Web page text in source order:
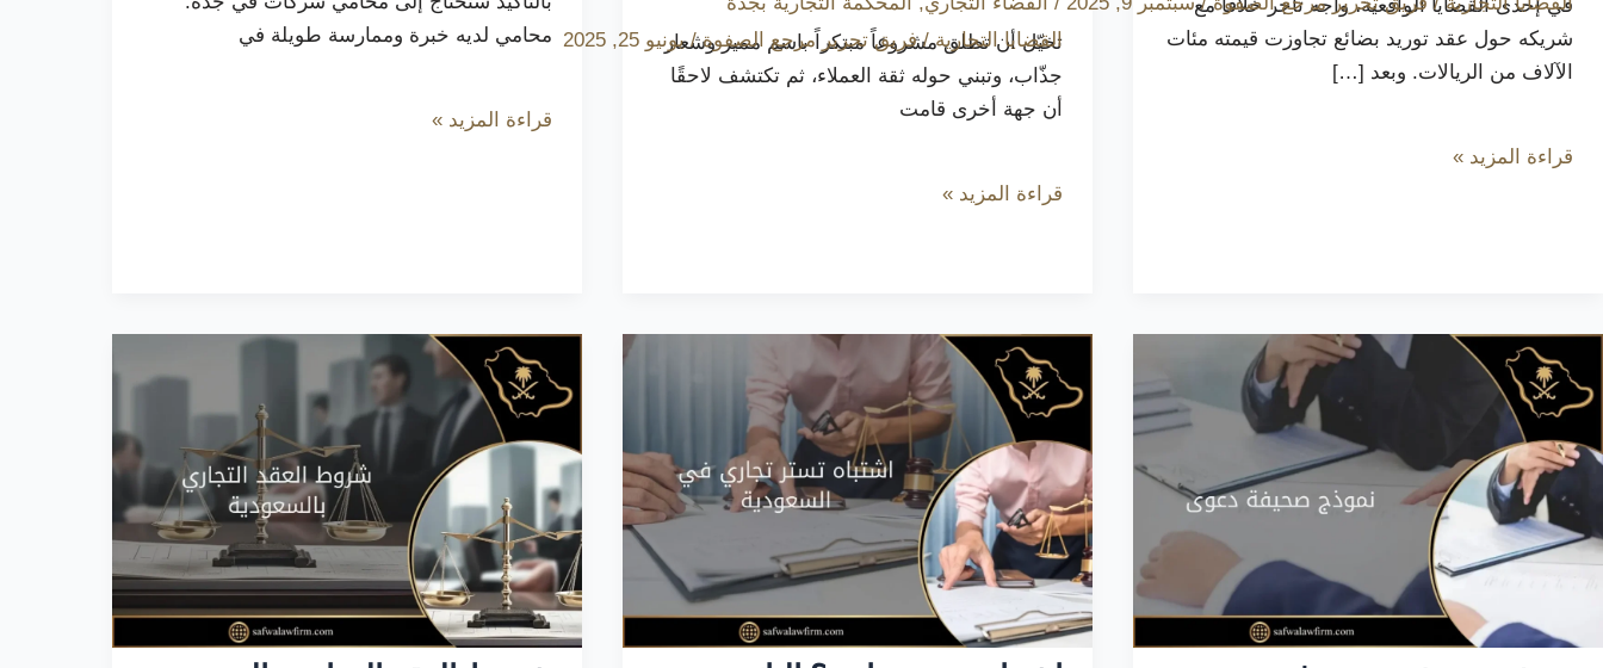
في إحدى القضايا الواقعية، واجه تاجر خلافاً مع
شريكه حول عقد توريد بضائع تجاوزت قيمته مئات
الآلاف من الريالات. وبعد […]
قراءة المزيد »
القضايا التجارية/فريق تحرير مرجع الصفوة/يونيو 25, 2025تخيّل أن تطلق مشروعاً مبتكراً باسم مميز وشعار
جذّاب، وتبني حوله ثقة العملاء، ثم تكتشف لاحقًا
أن جهة أخرى قامت
قراءة المزيد »
محامي لديه خبرة وممارسة طويلة في
قراءة المزيد »